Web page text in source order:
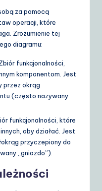
za pomocą
operacji, które
Zrozumienie tej
diagramu:
funkcjonalności,
komponentom. Jest
przez okrąg
(często nazywany
funkcjonalności, które
aby działać. Jest
przyczepiony do
„gniazdo”).